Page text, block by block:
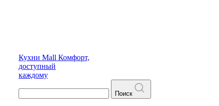
Кухни Mall Комфорт,
доступный
каждому
Поиск